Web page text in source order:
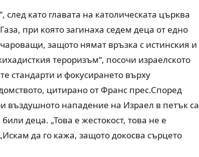
като главата на католическата църква
при която загинаха седем деца от едно
защото нямат връзка с истинския и
тероризъм“, посочи израелското
стандарти и фокусирането върху
цитирано от Франс прес.Според
въздушното нападение на Израел в петък са
деца. „Това е жестокост, това не е
да го кажа, защото докосва сърцето